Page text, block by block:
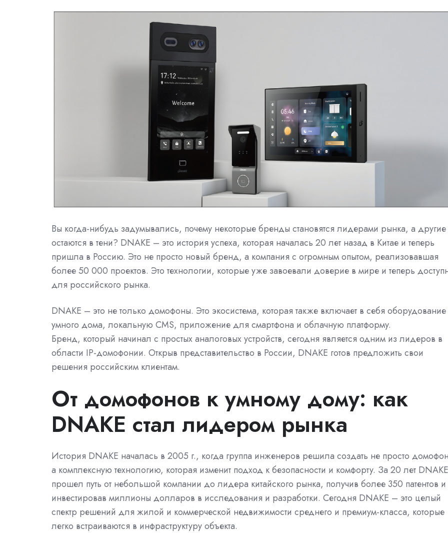
Вы когда-нибудь задумывались, почему некоторые бренды становятся лидерами рынка, а другие
остаются в тени? DNAKE – это история успеха, которая началась 20 лет назад в Китае и теперь
пришла в Россию. Это не просто новый бренд, а компания с огромным опытом, реализовавшая
более 50 000 проектов. Это технологии, которые уже завоевали доверие в мире и теперь
для российского рынка.
DNAKE – это не только домофоны. Это экосистема, которая также включает в себя оборудование
умного дома, локальную CMS, приложение для смартфона и облачную платформу.
Бренд, который начинал с простых аналоговых устройств, сегодня является одним из лидеров в
области IP-домофонии. Открыв представительство в России, DNAKE готов предложить свои
решения российским клиентам.
От домофонов к умному дому: как
DNAKE стал лидером рынка
История DNAKE началась в 2005 г., когда группа инженеров решила создать не просто
а комплексную технологию, которая изменит подход к безопасности и комфорту. За 20 лет DNAKE
прошел путь от небольшой компании до лидера китайского рынка, получив более 350 патентов и
инвестировав миллионы долларов в исследования и разработки. Сегодня DNAKE – это целый
спектр решений для жилой и коммерческой недвижимости среднего и премиум-класса, которые
легко встраиваются в инфраструктуру объекта.